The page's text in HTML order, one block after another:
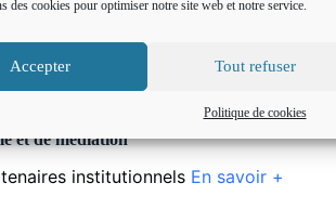
des cookies pour optimiser notre site web et notre service.
Accepter Tout refuser
Politique de cookies
démarches en ligne
En savoir +
et de médiation
institutionnels En savoir +